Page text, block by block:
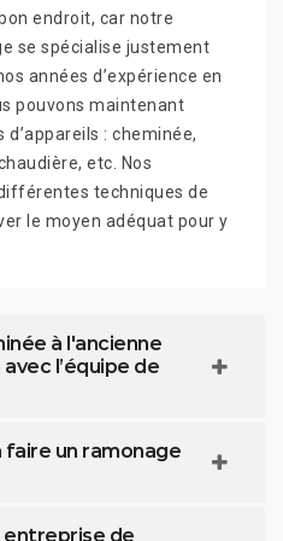
endroit, car notre
se spécialise justement
années d’expérience en
pouvons maintenant
: cheminée,
etc. Nos
techniques de
le moyen adéquat pour y
à l'ancienne
l’équipe de
faire un ramonage
entreprise de